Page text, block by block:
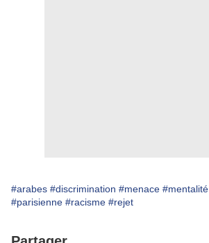
#arabes #discrimination #menace #mentalité
#parisienne #racisme #rejet